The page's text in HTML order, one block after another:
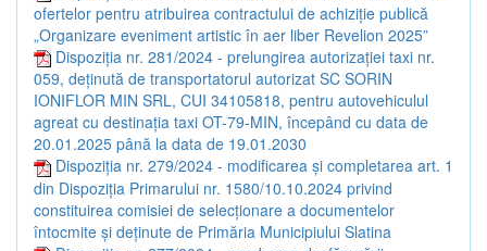
ofertelor pentru atribuirea contractului de achiziție publică
„Organizare eveniment artistic în aer liber Revelion 2025”
Dispoziția nr. 281/2024 - prelungirea autorizației taxi nr.
059, deținută de transportatorul autorizat SC SORIN
IONIFLOR MIN SRL, CUI 34105818, pentru autovehiculul
agreat cu destinația taxi OT-79-MIN, începând cu data de
20.01.2025 până la data de 19.01.2030
Dispoziția nr. 279/2024 - modificarea și completarea art. 1
din Dispoziția Primarului nr. 1580/10.10.2024 privind
constituirea comisiei de selecționare a documentelor
întocmite și deținute de Primăria Municipiului Slatina